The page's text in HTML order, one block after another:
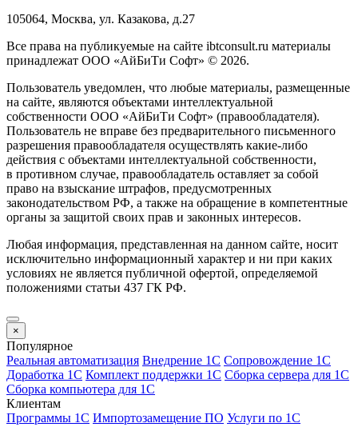
105064, Москва, ул. Казакова, д.27
Все права на публикуемые на сайте ibtconsult.ru материалы
принадлежат ООО «АйБиТи Софт» © 2026.
Пользователь уведомлен, что любые материалы, размещенные
на сайте, являются объектами интеллектуальной
собственности ООО «АйБиТи Софт» (правообладателя).
Пользователь не вправе без предварительного письменного
разрешения правообладателя осуществлять какие-либо
действия с объектами интеллектуальной собственности,
в противном случае, правообладатель оставляет за собой
право на взыскание штрафов, предусмотренных
законодательством РФ, а также на обращение в компетентные
органы за защитой своих прав и законных интересов.
Любая информация, представленная на данном сайте, носит
исключительно информационный характер и ни при каких
условиях не является публичной офертой, определяемой
положениями статьи 437 ГК РФ.
×
Популярное
Реальная автоматизация Внедрение 1С Сопровождение 1С
Доработка 1С Комплект поддержки 1С Сборка сервера для 1С
Сборка компьютера для 1С
Клиентам
Программы 1С Импортозамещение ПО Услуги по 1С